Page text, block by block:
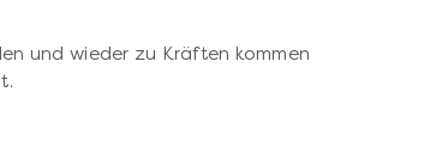
und wieder zu Kräften kommen